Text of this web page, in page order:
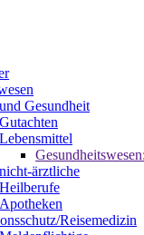
Gesundheit
Gutachten
Lebensmittel
nicht-ärztliche
Heilberufe
Apotheken
Reisemedizin